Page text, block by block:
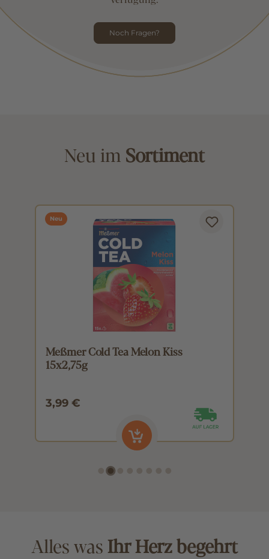
Noch Fragen?
Neu im Sortiment
Neu
Meßmer Cold Tea Melon Kiss
15x2,75g
3,99 €
Alles wasIhr Herz begehrt